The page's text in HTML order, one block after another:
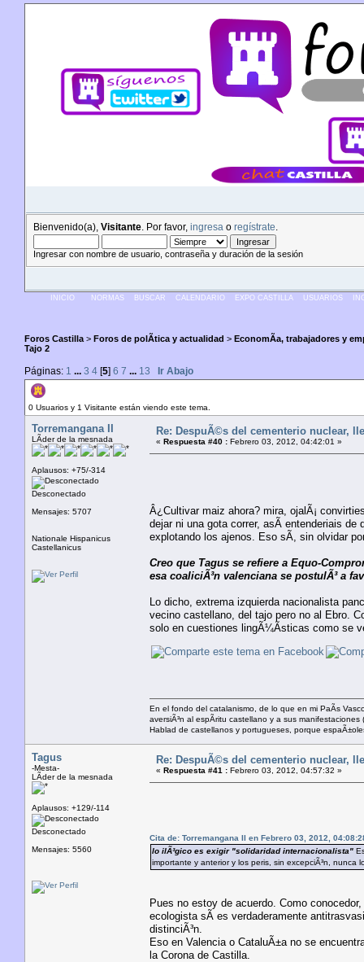
Bienvenido(a), Visitante . Por favor, ingresa o regístrate
Ingresar con nombre de usuario, contraseña y duración de la sesión
INICIO NORMAS BUSCAR CALENDARIO EXPO CASTILLA USUARIOS
Foros Castilla > Foros de polÃ­tica y actualidad > EconomÃ­a, trabajadores y
Tajo 2
Páginas: 1 ... 3 4 [5] 6 7 ... 13
Ir Abajo
0 Usuarios y 1 Visitante están viendo este tema.
Torremangana II
LÃ­der de la mesnada
Aplausos: +75/-314
Desconectado
Mensajes: 5707
Nationale Hispanicus
Castellanicus
Re: DespuÃ©s del cementerio nuclear,
« Respuesta #40 : Febrero 03, 2012, 04:42:01 »
Â¿Cultivar maiz ahora? mira, ojalÃ¡
dejar ni una gota correr, asÃ­ entenderiais
explotando los ajenos. Eso sÃ­, sin olvidar
Creo que Tagus se refiere a Equo-
esa coaliciÃ³n valenciana se postulÃ³ a
Lo dicho, extrema izquierda nacionalista
vecino castellano, del tajo pero no al Ebro.
solo en cuestiones lingÃ¼Ã­sticas como se
En el fondo del catalanismo, de lo que en mi PaÃ­s
aversiÃ³n al espÃ­ritu castellano y a sus manifestaciones
Hablad de castellanos y portugueses, porque
Tagus
-Mesta-
LÃ­der de la mesnada
Aplausos: +129/-114
Desconectado
Mensajes: 5560
Re: DespuÃ©s del cementerio nuclear,
« Respuesta #41 : Febrero 03, 2012, 04:57:32 »
Cita de: Torremangana II en Febrero 03, 2012,
lo ilÃ³gico es exigir "solidaridad internacionalista"
importante y anterior y los peris, sin excepciÃ³n, nunca
Pues no estoy de acuerdo. Como
ecologista sÃ­ es verdaderamente
distinciÃ³n.
Eso en Valencia o CataluÃ±a no se
la Corona de Castilla.